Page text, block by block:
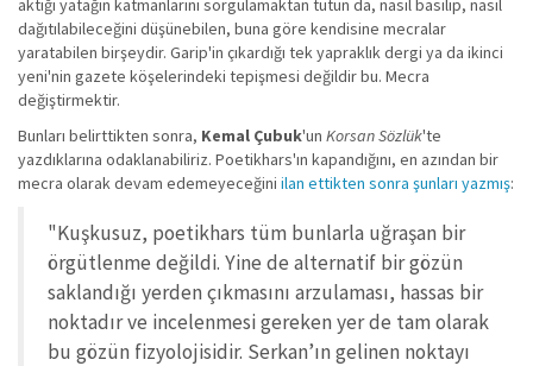
aktığı yatağın katmanlarını sorgulamaktan tutun da, nasıl basılıp, nasıl
dağıtılabileceğini düşünebilen, buna göre kendisine mecralar
yaratabilen birşeydir. Garip'in çıkardığı tek yapraklık dergi ya da ikinci
yeni'nin gazete köşelerindeki tepişmesi değildir bu. Mecra
değiştirmektir.
Bunları belirttikten sonra, Kemal Çubuk'un Korsan Sözlük'te
yazdıklarına odaklanabiliriz. Poetikhars'ın kapandığını, en azından bir
mecra olarak devam edemeyeceğini ilan ettikten sonra şunları yazmış:
"Kuşkusuz, poetikhars tüm bunlarla uğraşan bir
örgütlenme değildi. Yine de alternatif bir gözün
saklandığı yerden çıkmasını arzulaması, hassas bir
noktadır ve incelenmesi gereken yer de tam olarak
bu gözün fizyolojisidir. Serkan’ın gelinen noktayı